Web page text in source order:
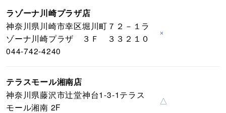
ラゾーナ川崎プラザ店
神奈川県川崎市幸区堀川町７２－１ラ
ゾーナ川崎プラザ ３Ｆ ３３２１０
044-742-4240
×
テラスモール湘南店
神奈川県藤沢市辻堂神台1-3-1テラス
モール湘南 2F
△